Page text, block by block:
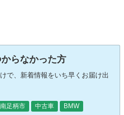
らなかった方
で、新着情報をいち早くお届け出
南足柄市 中古車 BMW